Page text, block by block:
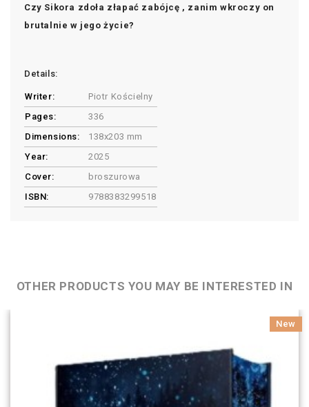
Czy Sikora zdoła złapać zabójcę , zanim wkroczy on
brutalnie w jego życie?
Details:
Writer:
Piotr Kościelny
Pages:
336
Dimensions:
138x203 mm
Year:
2025
Cover:
broszurowa
ISBN:
9788383299518
OTHER PRODUCTS YOU MAY BE INTERESTED IN
New